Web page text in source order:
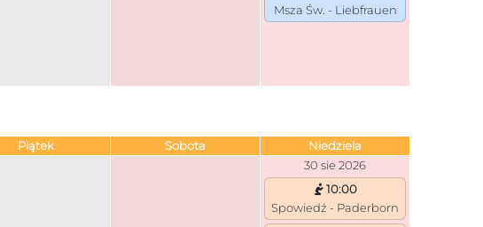
Msza Św. - Liebfrauen
Piątek Sobota Niedziela
30 sie 2026
10:00
Spowiedź - Paderborn